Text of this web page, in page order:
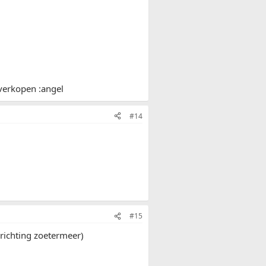
:angel
#14
#15
zoetermeer)